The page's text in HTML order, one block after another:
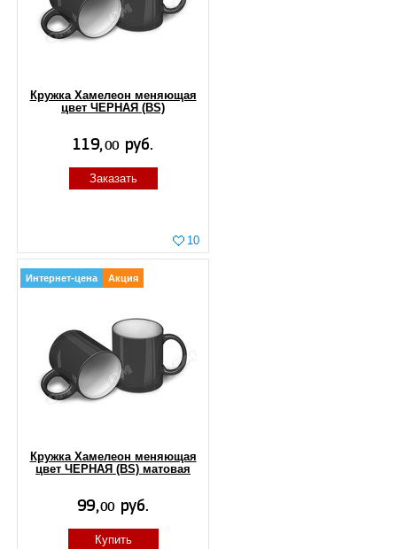
10
Кружка Хамелеон меняющая
цвет ЧЕРНАЯ (BS)
Заказать
Акция
Интернет-цена
Кружка Хамелеон меняющая
цвет ЧЕРНАЯ (BS) матовая
Купить